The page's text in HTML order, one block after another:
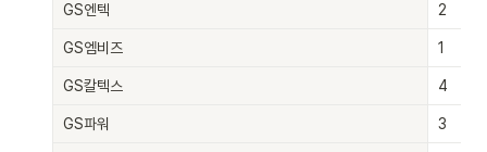
GS엔텍 2
GS엠비즈 1
GS칼텍스 4
GS파워 3